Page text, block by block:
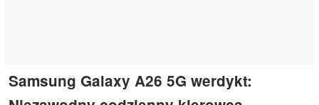
Samsung Galaxy A26 5G werdykt: